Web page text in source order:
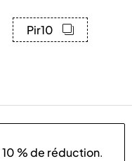
Pir10
10 % de réduction.